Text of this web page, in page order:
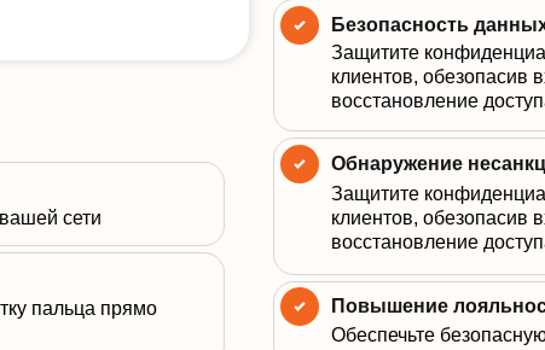
сети
пальца прямо
Защитите
клиентов, обезопасив
восстановление
Обнаружение
Защитите
клиентов, обезопасив
восстановление
Безопасность
Обеспечьте
Повышение